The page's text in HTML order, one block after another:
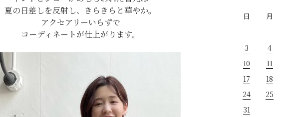
夏の日差しを反射し、きらきらと華やか。
アクセアリーいらずで
コーディネートが仕上がります。
日
月
3
4
10
11
17
18
24
25
31